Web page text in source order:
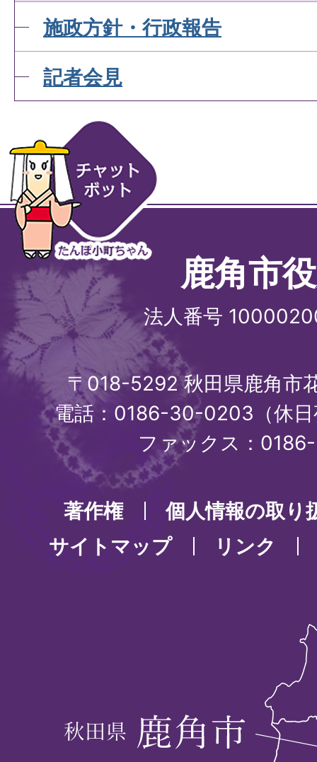
施政方針・行政報告
記者会見
鹿角市
法人番号
〒018-5292 秋田県鹿角市
電話：0186-30-0203（休
ファックス：
著作権
個人情報の取り
サイトマップ
リンク